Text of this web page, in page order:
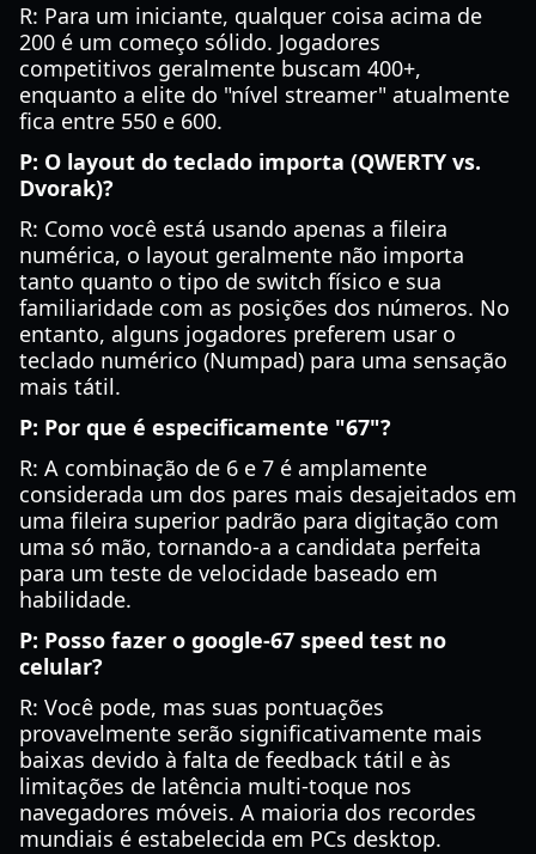
R: Para um iniciante, qualquer coisa acima de
200 é um começo sólido. Jogadores
competitivos geralmente buscam 400+,
enquanto a elite do "nível streamer" atualmente
fica entre 550 e 600.
P: O layout do teclado importa (QWERTY vs.
Dvorak)?
R: Como você está usando apenas a fileira
numérica, o layout geralmente não importa
tanto quanto o tipo de switch físico e sua
familiaridade com as posições dos números. No
entanto, alguns jogadores preferem usar o
teclado numérico (Numpad) para uma sensação
mais tátil.
P: Por que é especificamente "67"?
R: A combinação de 6 e 7 é amplamente
considerada um dos pares mais desajeitados em
uma fileira superior padrão para digitação com
uma só mão, tornando-a a candidata perfeita
para um teste de velocidade baseado em
habilidade.
P: Posso fazer o google-67 speed test no
celular?
R: Você pode, mas suas pontuações
provavelmente serão significativamente mais
baixas devido à falta de feedback tátil e às
limitações de latência multi-toque nos
navegadores móveis. A maioria dos recordes
mundiais é estabelecida em PCs desktop.